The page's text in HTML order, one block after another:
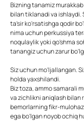
Bizning tanamiz
bilan tiklanadi va ishlaydi.
ta'sir ko'rsatishga qodir
nima uchun perkussiya
noqulaylik yoki qo'shma
tanangiz uchun zarur
Siz uchun mo'ljallangan.
holda yaxshilandi.
Biz toza, ammo samarali
va zichlikni aniqlash bilan
bemorlarning fikr-
ega bo'lgan noyob ochiq